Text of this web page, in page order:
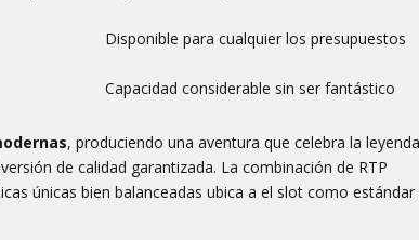
Disponible para cualquier los presupuestos
Capacidad considerable sin ser fantástico
, produciendo una aventura que celebra la
de calidad garantizada. La combinación de RTP
únicas bien balanceadas ubica a el slot como estándar